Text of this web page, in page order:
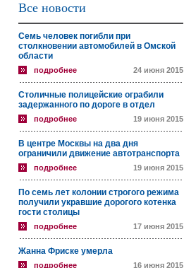
Все новости
Семь человек погибли при
столкновении автомобилей в Омской
области
подробнее 24 июня 2015
Столичные полицейские ограбили
задержанного по дороге в отдел
подробнее 19 июня 2015
В центре Москвы на два дня
ограничили движение автотранспорта
подробнее 19 июня 2015
По семь лет колонии строгого режима
получили укравшие дорогого котенка
гости столицы
подробнее 17 июня 2015
Жанна Фриске умерла
подробнее 16 июня 2015